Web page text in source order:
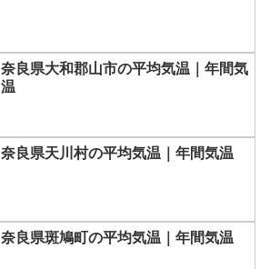
奈良県大和郡山市の平均気温｜年間気
温
奈良県天川村の平均気温｜年間気温
奈良県斑鳩町の平均気温｜年間気温